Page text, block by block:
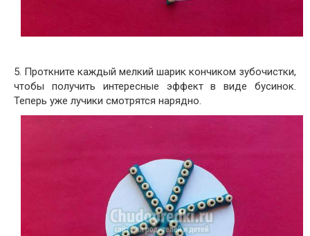
5. Проткните каждый мелкий шарик кончиком зубочистки,
чтобы получить интересные эффект в виде бусинок.
Теперь уже лучики смотрятся нарядно.